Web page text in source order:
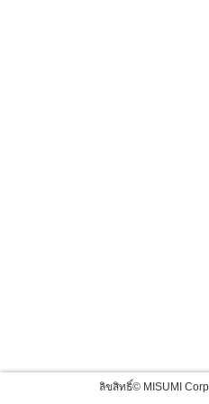
ลิขสิทธิ์© MISUMI